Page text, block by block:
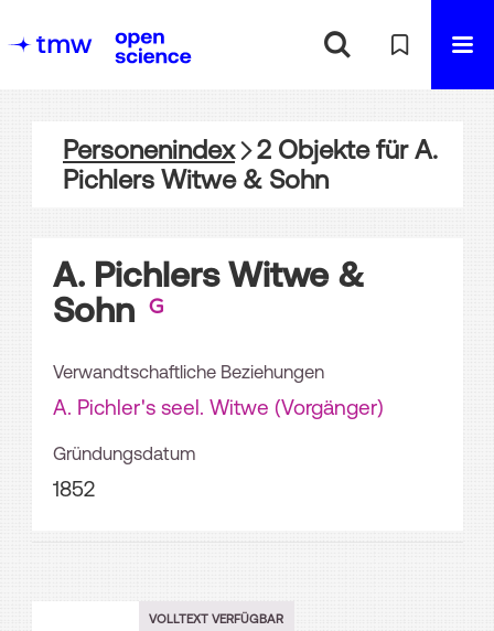
Personenindex 2 ObjektefürA.
Pichlers Witwe & Sohn
A. Pichlers Witwe &
Sohn
Verwandtschaftliche Beziehungen
A. Pichler's seel. Witwe (Vorgänger)
Gründungsdatum
1852
VOLLTEXT VERFÜGBAR